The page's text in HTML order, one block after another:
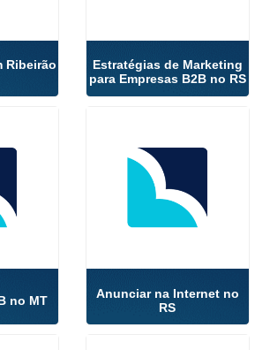
Ribeirão
Estratégias de Marketing
para Empresas B2B no RS
no MT
Anunciar na Internet no
RS